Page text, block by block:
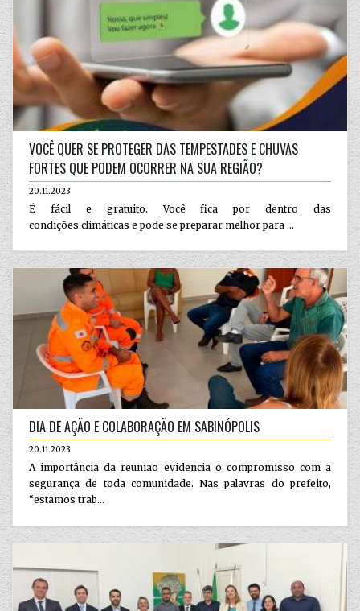
VOCÊ QUER SE PROTEGER DAS TEMPESTADES E CHUVAS
FORTES QUE PODEM OCORRER NA SUA REGIÃO?
20.11.2023
É fácil e gratuito. Você fica por dentro das
condições climáticas e pode se preparar melhor para ...
DIA DE AÇÃO E COLABORAÇÃO EM SABINÓPOLIS
20.11.2023
A importância da reunião evidencia o compromisso com a
segurança de toda comunidade. Nas palavras do prefeito,
“estamos trab...